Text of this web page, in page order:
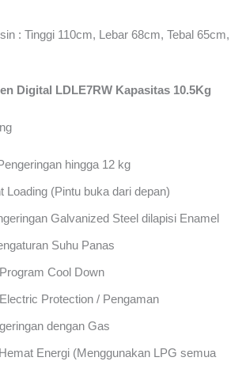
: Tinggi 110cm, Lebar 68cm, Tebal 65cm,
Digital LDLE7RW Kapasitas 10.5Kg
hingga 12 kg
Loading (Pintu buka dari depan)
Galvanized Steel dilapisi Enamel
Suhu Panas
Cool Down
Protection / Pengaman
dengan Gas
Energi (Menggunakan LPG semua